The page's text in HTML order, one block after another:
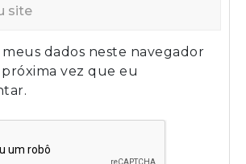
meus dados neste navegador
próxima vez que eu